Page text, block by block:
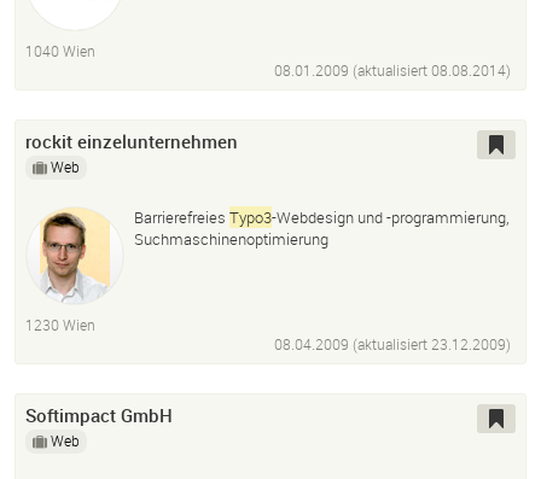
1040 Wien
08.01.2009 (aktualisiert08.08.2014)
rockit einzelunternehmen
Web
Barrierefreies Typo3-Webdesign und -programmierung,
Suchmaschinenoptimierung
1230 Wien
08.04.2009 (aktualisiert23.12.2009)
Softimpact GmbH
Web